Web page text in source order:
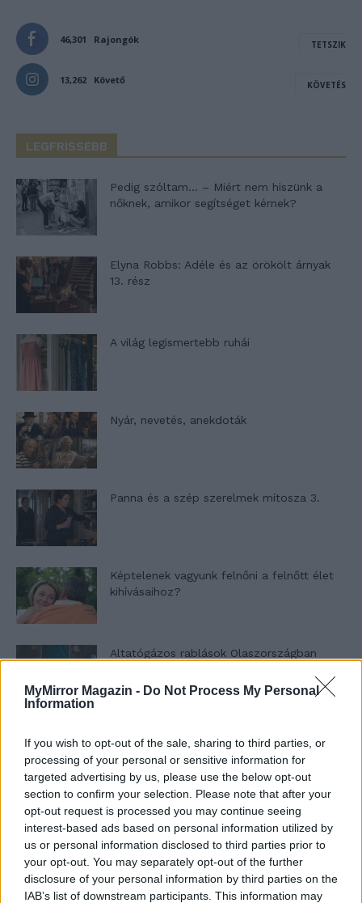
MyMirror Magazin - Do Not Process My Personal
Information
If you wish to opt-out of the sale, sharing to third parties, or
processing of your personal or sensitive information for
targeted advertising by us, please use the below opt-out
section to confirm your selection. Please note that after your
opt-out request is processed you may continue seeing
interest-based ads based on personal information utilized by
us or personal information disclosed to third parties prior to
your opt-out. You may separately opt-out of the further
disclosure of your personal information by third parties on the
IAB’s list of downstream participants. This information may
46,301 Rajongók TETSZIK
13,262 Követő KÖVETÉS
LEGFRISSEBB
Pedig szóltam… – Miért nem hiszünk a
nőknek, amikor segítséget kérnek?
Elyna Robbs: Adéle és az örökölt árnyak
13. rész
A világ legismertebb ruhái
Nyár, nevetés, anekdoták
Panna és a szép szerelmek mítosza 3.
Képtelenek vagyunk felnőni a felnőtt élet
kihívásaihoz?
Altatógázos rablások Olaszországban
Lyhanna története
T. Barnett: Gyilkosság a Garda-tónál 12.
rész
T. szereti a fiatal lányokat 13. rész